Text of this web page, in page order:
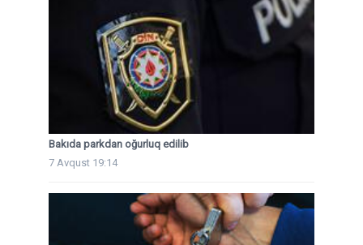
Bakıda parkdan oğurluq edilib
7 Avqust 19:14